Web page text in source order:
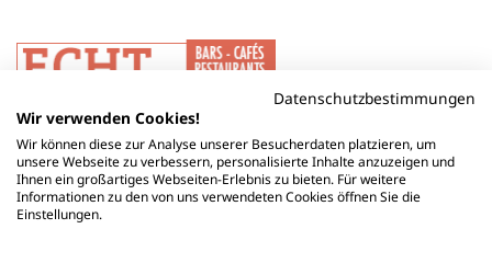
Datenschutzbestimmungen
Wir verwenden Cookies!
Wir können diese zur Analyse unserer Besucherdaten platzieren, um
unsere Webseite zu verbessern, personalisierte Inhalte anzuzeigen und
Ihnen ein großartiges Webseiten-Erlebnis zu bieten. Für weitere
Informationen zu den von uns verwendeten Cookies öffnen Sie die
Einstellungen.